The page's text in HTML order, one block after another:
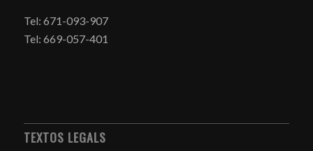
Tel: 671-093-907
Tel: 669-057-401
TEXTOS LEGALS